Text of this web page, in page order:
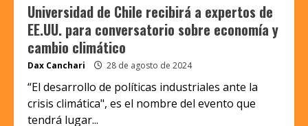
Universidad de Chile recibirá a expertos de
EE.UU. para conversatorio sobre economía y
cambio climático
Dax Canchari 28 de agosto de 2024
“El desarrollo de políticas industriales ante la
crisis climática", es el nombre del evento que
tendrá lugar...